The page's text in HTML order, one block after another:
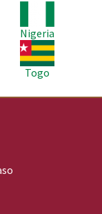
Nigeria
Imagem
Togo